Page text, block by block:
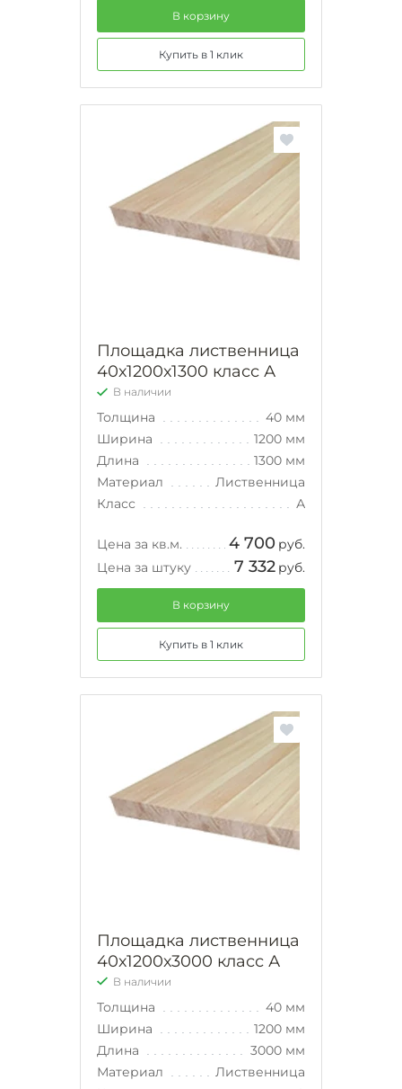
В корзину
Купить в 1 клик
Площадка лиственница
40х1200х1300 класс А
В наличии
Толщина
40 мм
Ширина
1200 мм
Длина
1300 мм
Материал
Лиственница
Класс
А
Цена за кв.м. 4 700 руб.
Цена за штуку
7 332 руб.
В корзину
Купить в 1 клик
Площадка лиственница
40х1200х3000 класс А
В наличии
Толщина
40 мм
Ширина
1200 мм
Длина
3000 мм
Материал
Лиственница